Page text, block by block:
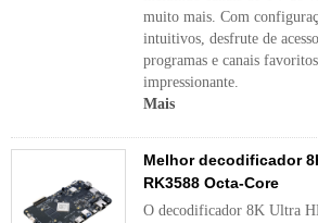
muito mais. Com
intuitivos, desfrute de
programas e canais
impressionante.
Mais
Melhor decodificador
RK3588 Octa-Core
O decodificador 8K Ultra